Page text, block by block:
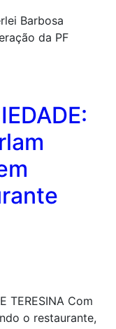
Barbosa
da PF
TERESINA Com
o restaurante,